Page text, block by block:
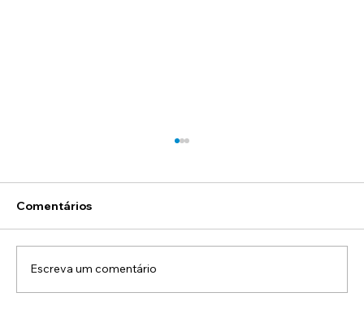
Comentários
Escreva um comentário